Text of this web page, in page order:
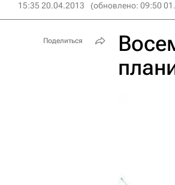
15:35 20.04.2013 (обновлено: 09:50
Поделиться